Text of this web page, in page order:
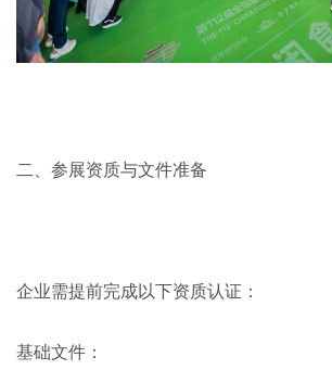
二、参展资质与文件准备
企业需提前完成以下资质认证：
基础文件：